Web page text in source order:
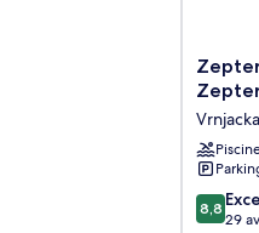
Zepter
Hotel
Vrnjačka
Banja,
member
of
Zepter
Hotels
8.8
sur
8,8
29